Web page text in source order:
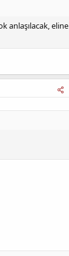
anlaşılacak, eline